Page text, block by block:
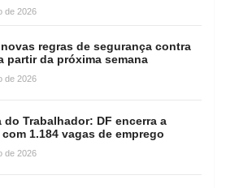
de 2026
regras de segurança contra
partir da próxima semana
de 2026
do Trabalhador: DF encerra a
1.184 vagas de emprego
de 2026